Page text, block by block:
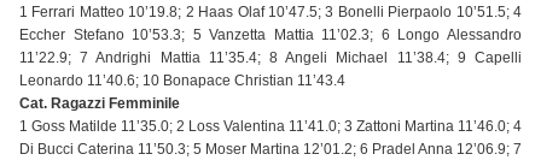
1 Ferrari Matteo 10’19.8; 2 Haas Olaf 10’47.5; 3 Bonelli Pierpaolo 10’51.5; 4
Eccher Stefano 10’53.3; 5 Vanzetta Mattia 11’02.3; 6 Longo Alessandro
11’22.9; 7 Andrighi Mattia 11’35.4; 8 Angeli Michael 11’38.4; 9 Capelli
Leonardo 11’40.6; 10 Bonapace Christian 11’43.4
Cat. Ragazzi Femminile
1 Goss Matilde 11’35.0; 2 Loss Valentina 11’41.0; 3 Zattoni Martina 11’46.0; 4
Di Bucci Caterina 11’50.3; 5 Moser Martina 12’01.2; 6 Pradel Anna 12’06.9; 7